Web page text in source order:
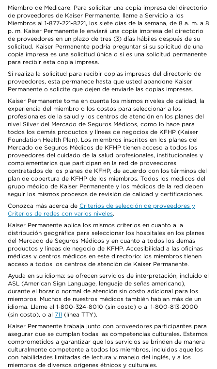
Miembro de Medicare: Para solicitar una copia impresa del directorio
de proveedores de Kaiser Permanente, llame a Servicio a los
Miembros al 1-877-221-8221, los siete días de la semana, de 8 a. m. a 8
p. m. Kaiser Permanente le enviará una copia impresa del directorio
de proveedores en un plazo de tres (3) días hábiles después de su
solicitud. Kaiser Permanente podría preguntar si su solicitud de una
copia impresa es una solicitud única o si es una solicitud permanente
para recibir esta copia impresa.
Si realiza la solicitud para recibir copias impresas del directorio de
proveedores, esta permanece hasta que usted abandone Kaiser
Permanente o solicite que dejen de enviarle las copias impresas.
Kaiser Permanente toma en cuenta los mismos niveles de calidad, la
experiencia del miembro o los costos para seleccionar a los
profesionales de la salud y los centros de atención en los planes del
nivel Silver del Mercado de Seguros Médicos, como lo hace para
todos los demás productos y líneas de negocios de KFHP (Kaiser
Foundation Health Plan). Los miembros inscritos en los planes del
Mercado de Seguros Médicos de KFHP tienen acceso a todos los
proveedores del cuidado de la salud profesionales, institucionales y
complementarios que participan en la red de proveedores
contratados de los planes de KFHP, de acuerdo con los términos del
plan de cobertura de KFHP de los miembros. Todos los médicos del
grupo médico de Kaiser Permanente y los médicos de la red deben
seguir los mismos procesos de revisión de calidad y certificaciones.
Conozca más acerca de Criterios de selección de proveedores y
Criterios de redes con varios niveles.
Kaiser Permanente aplica los mismos criterios en cuanto a la
distribución geográfica para seleccionar los hospitales en los planes
del Mercado de Seguros Médicos y en cuanto a todos los demás
productos y líneas de negocio de KFHP. Accesibilidad a las oficinas
médicas y centros médicos en este directorio: los miembros tienen
acceso a todos los centros de atención de Kaiser Permanente.
Ayuda en su idioma: se ofrecen servicios de interpretación, incluido el
ASL (American Sign Language, lenguaje de señas americano),
durante el horario normal de atención sin costo adicional para los
miembros. Muchos de nuestros médicos también hablan más de un
idioma. Llame al 1-800-324-8010 (sin costo) o al 1-800-813-2000
(sin costo), o al 711 (línea TTY).
Kaiser Permanente trabaja junto con proveedores participantes para
asegurar que se cumplan todas las competencias culturales. Estamos
comprometidos a garantizar que los servicios se brinden de manera
culturalmente competente a todos los miembros, incluidos aquellos
con habilidades limitadas de lectura y manejo del inglés, y a los
miembros de diversos orígenes étnicos y culturales.